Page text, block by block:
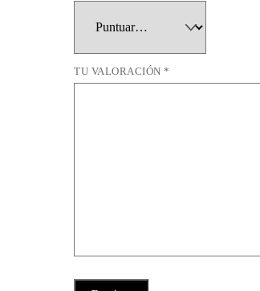
TU VALORACIÓN*